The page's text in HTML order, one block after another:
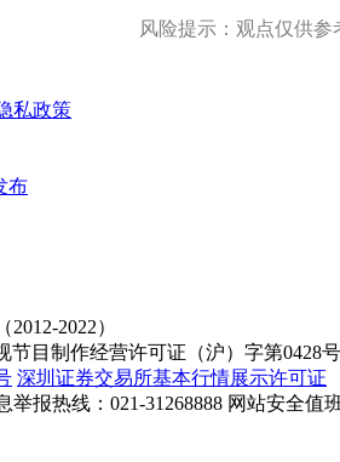
风险提示：观点仅供参
私政策
布
2022）
节目制作经营许可证（沪）字第0428号
深圳证券交易所基本行情展示许可证
举报热线：021-31268888 网站安全值